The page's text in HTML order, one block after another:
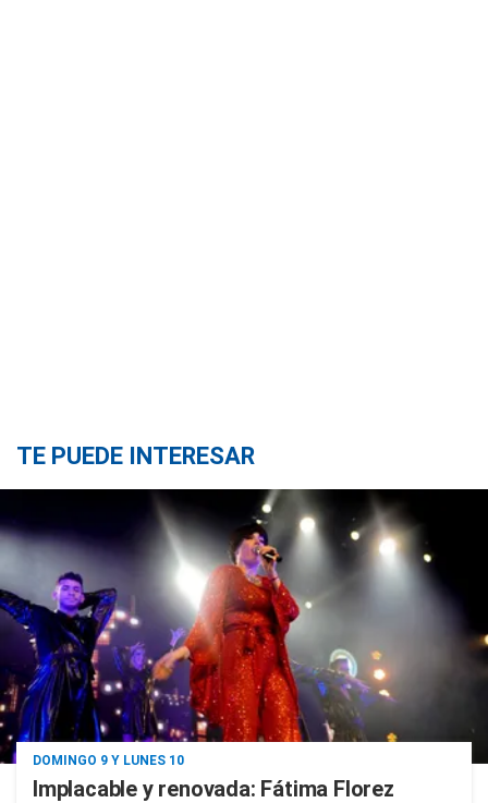
TE PUEDE INTERESAR
DOMINGO 9 Y LUNES 10
Implacable y renovada: Fátima Florez